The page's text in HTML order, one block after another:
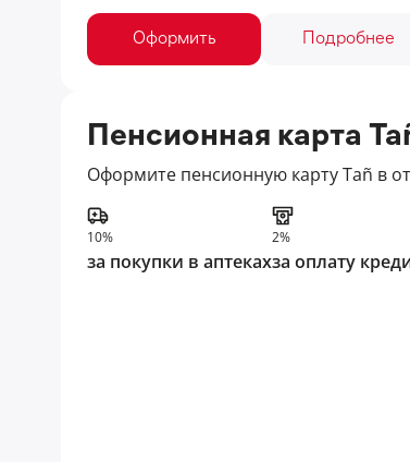
Оформить Подробнее
Пенсионная карта
Оформите пенсионную карту Tañ в
10%
за покупки в аптеках
2%
за оплату